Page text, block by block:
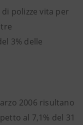
polizze vita per
3% delle
2006 risultano
al 7,1% del 31